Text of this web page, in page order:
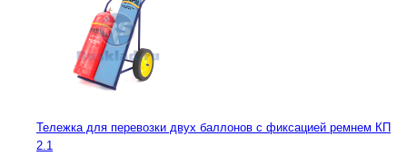
Тележка для перевозки двух баллонов с фиксацией ремнем КП
2.1